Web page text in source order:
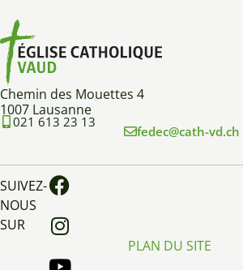
Chemin des Mouettes 4
1007 Lausanne
021 613 23 13
fedec@cath-vd.ch
SUIVEZ-
NOUS
SUR
PLAN DU SITE